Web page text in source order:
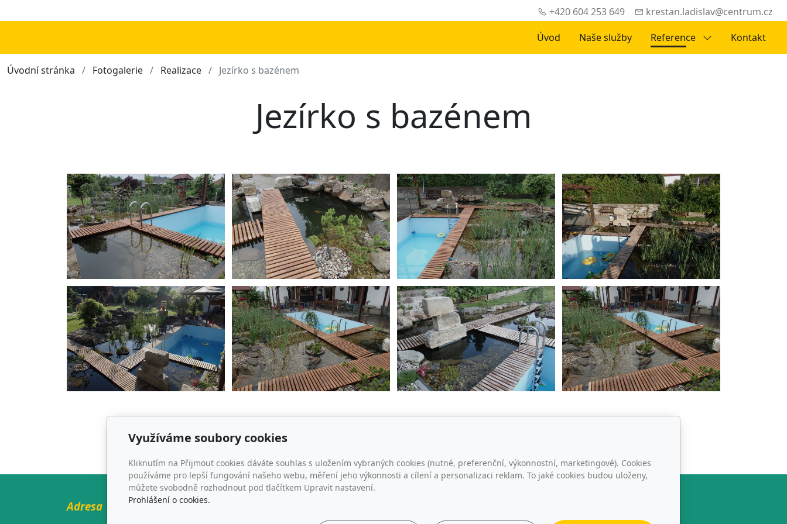
+420 604 253 649
krestan.ladislav@centrum.cz
Úvod
Naše služby Reference Kontakt
Úvodní stránka Fotogalerie Realizace Jezírko s bazénem
Jezírko s bazénem
Adresa
Využíváme soubory cookies
Kliknutím na Přijmout cookies dáváte souhlas s uložením vybraných cookies (nutné, preferenční, výkonnostní, marketingové). Cookies
používáme pro lepší fungování našeho webu, měření jeho výkonnosti a cílení a personalizaci reklam. To jaké cookies budou uloženy,
můžete svobodně rozhodnout pod tlačítkem Upravit nastavení.
Prohlášení o cookies.